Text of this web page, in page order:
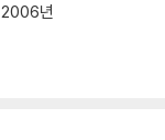
2006년